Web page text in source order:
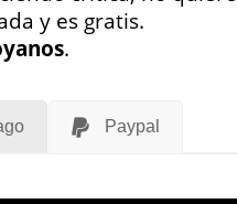
Matías Serra Bradford
1 JUN, 2004
LEER MÁS
y es gratis.
.
Paypal